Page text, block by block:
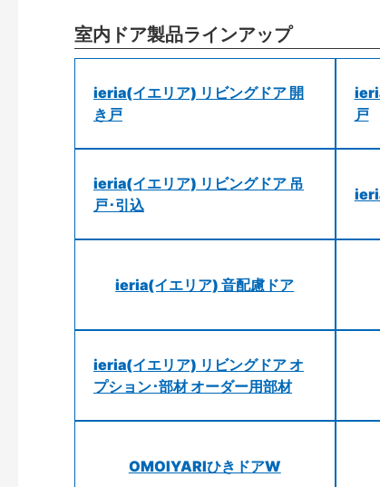
室内ドア製品ラインアップ
ieria(イエリア) リビングドア 開
き戸
戸
ieria(イエリア) リビングドア 吊
戸･引込
ieria(イエリア) 音配慮ドア
ieria(イエリア) リビングドア オ
プション･部材 オーダー用部材
OMOIYARIひきドアW